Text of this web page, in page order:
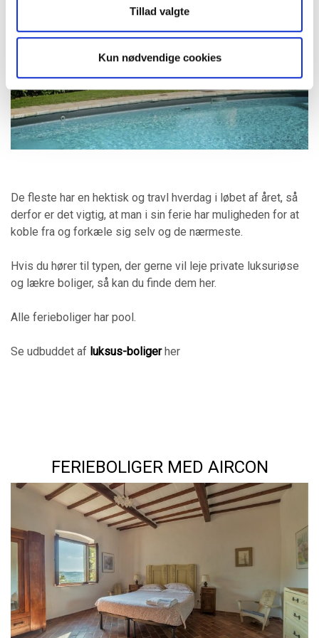
Tillad valgte
Kun nødvendige cookies
De fleste har en hektisk og travl hverdag i løbet af året, så
derfor er det vigtig, at man i sin ferie har muligheden for at
koble fra og forkæle sig selv og de nærmeste.
Hvis du hører til typen, der gerne vil leje private luksuriøse
og lækre boliger, så kan du finde dem her.
Alle ferieboliger har pool.
Se udbuddet af luksus-boligerher
FERIEBOLIGER MED AIRCON